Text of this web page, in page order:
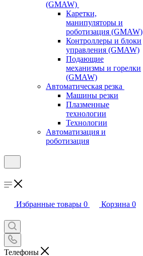
(GMAW)
Каретки,
манипуляторы и
роботизация (GMAW)
Контроллеры и блоки
управления (GMAW)
Подающие
механизмы и горелки
(GMAW)
Автоматическая резка
Машины резки
Плазменные
технологии
Технологии
Автоматизация и
роботизация
Избранные товары 0 Корзина 0
Телефоны